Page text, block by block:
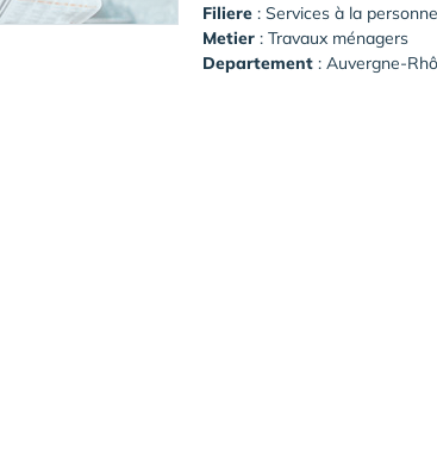
Filiere : Services à la personne
Metier : Travaux ménagers
Departement : Auvergne-